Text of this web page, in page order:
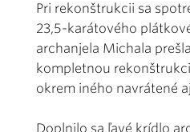
Pri rekonštrukcii sa
23,5-karátového
archanjela Michala
kompletnou
okrem iného navrátené
Doplnilo sa ľavé krídlo